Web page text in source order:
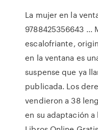
La mujer en la
9788425356643 ...
escalofriante,
en la ventana es
suspense que ya
publicada. Los
vendieron a 38
en su adaptación